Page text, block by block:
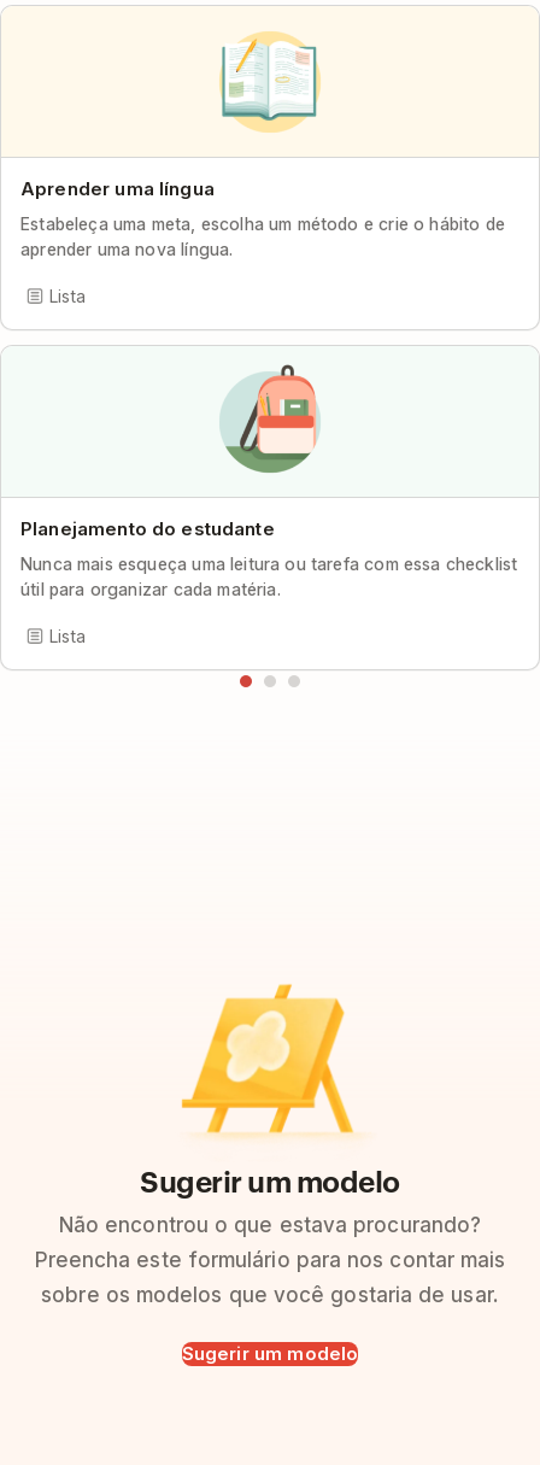
Aprender uma língua
Estabeleça uma meta, escolha um método e crie o hábito de
aprender uma nova língua.
Lista
Planejamento do estudante
Nunca mais esqueça uma leitura ou tarefa com essa checklist
útil para organizar cada matéria.
Lista
Sugerir um modelo
Não encontrou o que estava procurando?
Preencha este formulário para nos contar mais
sobre os modelos que você gostaria de usar.
Sugerir um modelo